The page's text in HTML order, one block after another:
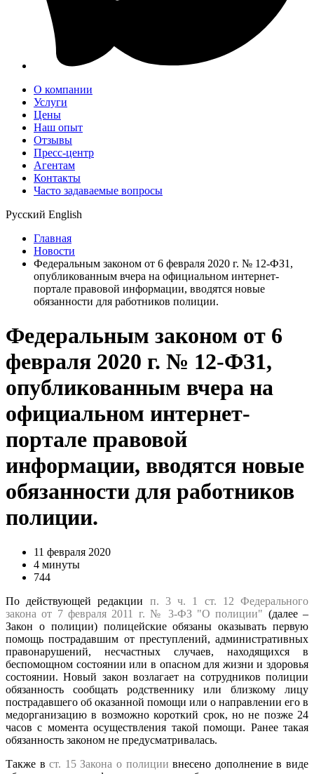
О компании
Услуги
Цены
Наш опыт
Отзывы
Пресс-центр
Агентам
Контакты
Часто задаваемые вопросы
Русский English
Главная
Новости
Федеральным законом от 6 февраля 2020 г. № 12-ФЗ1,
опубликованным вчера на официальном интернет-
портале правовой информации, вводятся новые
обязанности для работников полиции.
Федеральным законом от 6
февраля 2020 г. № 12-ФЗ1,
опубликованным вчера на
официальном интернет-
портале правовой
информации, вводятся новые
обязанности для работников
полиции.
11 февраля 2020
4 минуты
744
По действующей редакции п. 3 ч. 1 ст. 12 Федерального
закона от 7 февраля 2011 г. № 3-ФЗ "О полиции" (далее –
Закон о полиции) полицейские обязаны оказывать первую
помощь пострадавшим от преступлений, административных
правонарушений, несчастных случаев, находящихся в
беспомощном состоянии или в опасном для жизни и здоровья
состоянии. Новый закон возлагает на сотрудников полиции
обязанность сообщать родственнику или близкому лицу
пострадавшего об оказанной помощи или о направлении его в
медорганизацию в возможно короткий срок, но не позже 24
часов с момента осуществления такой помощи. Ранее такая
обязанность законом не предусматривалась.
Также вст. 15 Закона о полиции внесено дополнение в виде